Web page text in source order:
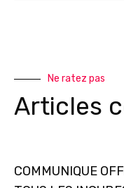
Ne ratez pas
Articles
COMMUNIQUE